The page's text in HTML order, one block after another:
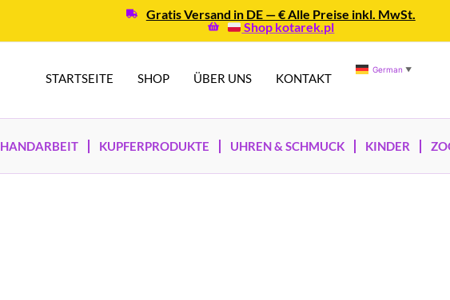
Gratis Versand in DE — € Alle Preise inkl. MwSt.
Shop kotarek.pl
STARTSEITE SHOP ÜBER UNS KONTAKT
German ▼
HANDARBEIT KUPFERPRODUKTE UHREN & SCHMUCK KINDER